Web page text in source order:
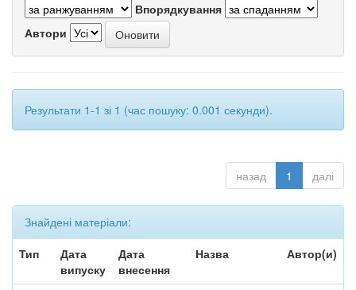
Впорядкування
Автори
Результати 1-1 зі 1 (час пошуку: 0.001 секунди).
назад 1 далі
Знайдені матеріали:
Тип
Дата
випуску
Дата
внесення
Назва Автор(и)